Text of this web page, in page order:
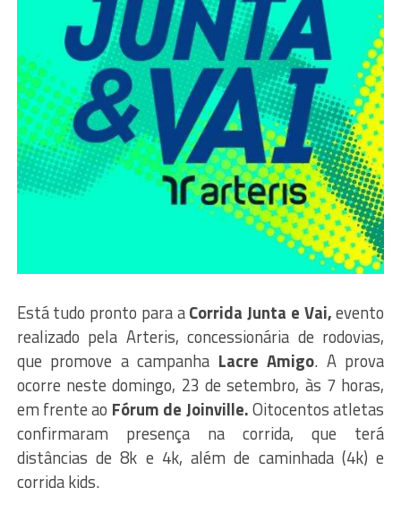
Está tudo pronto para aCorrida Junta e Vai,evento
realizado pela Arteris, concessionária de rodovias,
que promove a campanha Lacre Amigo. A prova
ocorre neste domingo, 23 de setembro, às 7 horas,
em frente ao Fórum de Joinville.Oitocentos atletas
confirmaram presença na corrida, que terá
distâncias de 8k e 4k, além de caminhada (4k) e
corrida kids.